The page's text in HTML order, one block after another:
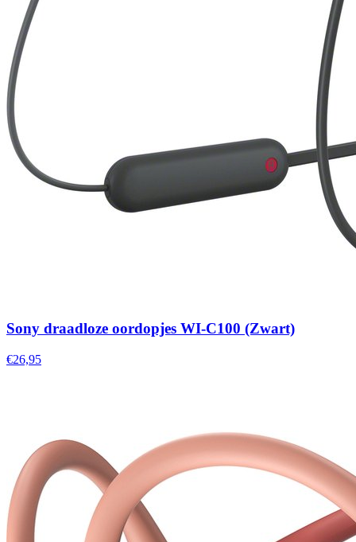
Sony draadloze oordopjes WI-C100 (Zwart)
€26,95